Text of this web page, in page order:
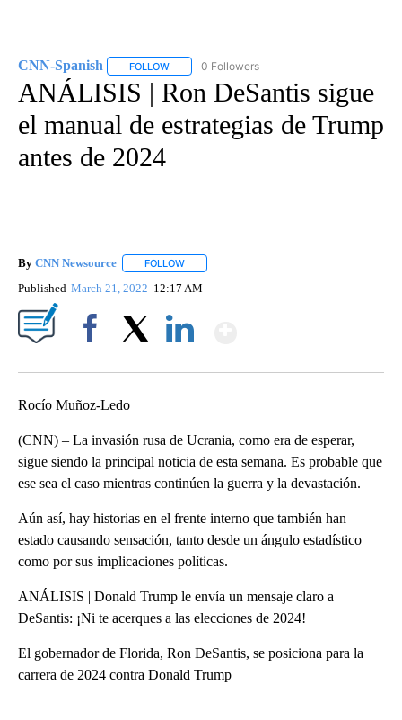
CNN-Spanish FOLLOW FOLLOW "CNN-SPANISH" TO RECEIVE
0 Followers
ANÁLISIS | Ron DeSantis sigue
el manual de estrategias de Trump
antes de 2024
By CNN Newsource FOLLOW
Published March 21, 2022 12:17 AM
Rocío Muñoz-Ledo
(CNN) – La invasión rusa de Ucrania, como era de esperar,
sigue siendo la principal noticia de esta semana. Es probable que
ese sea el caso mientras continúen la guerra y la devastación.
Aún así, hay historias en el frente interno que también han
estado causando sensación, tanto desde un ángulo estadístico
como por sus implicaciones políticas.
ANÁLISIS | Donald Trump le envía un mensaje claro a
DeSantis: ¡Ni te acerques a las elecciones de 2024!
El gobernador de Florida, Ron DeSantis, se posiciona para la
carrera de 2024 contra Donald Trump